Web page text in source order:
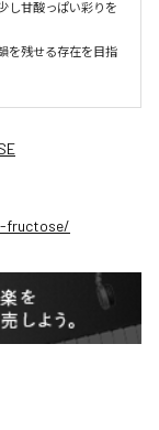
し甘酸っぱい彩りを
を残せる存在を目指
fructose/